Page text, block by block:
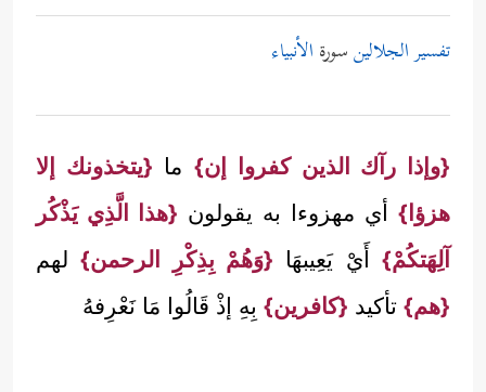
تفسير الجلالينسورة الأنبياء
{وإذا رآك الذين كفروا إن}ما {يتخذونك إلا
هزؤا} أي مهزوءا به يقولون {هذا الَّذِي يَذْكُر
آلِهَتكُمْ}أَيْ يَعِيبهَا {وَهُمْ بِذِكْرِ الرحمن}لهم
{هم} تأكيد {كافرين} بِهِ إذْ قَالُوا مَا نَعْرِفهُ